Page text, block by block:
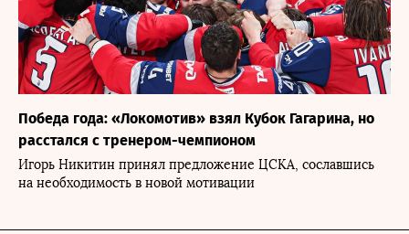
Победа года: «Локомотив» взял Кубок Гагарина, но
расстался с тренером-чемпионом
Игорь Никитин принял предложение ЦСКА, сославшись
на необходимость в новой мотивации